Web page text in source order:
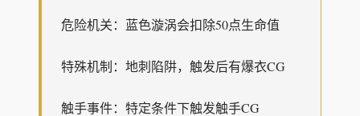
危险机关：蓝色漩涡会扣除50点生命值
特殊机制：地刺陷阱，触发后有爆衣CG
触手事件：特定条件下触发触手CG